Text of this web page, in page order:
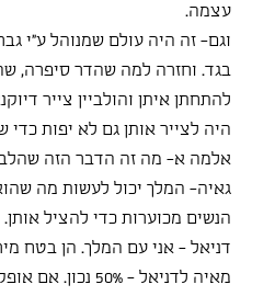
עצמה.
וגם- זה היה עולם שמנוהל ע״י
בגד. וחזרה למה שהדר סיפרה,
להתחתן איתן והולביין צייר
היה לצייר אותן גם לא יפות
אלמה א- מה זה הדבר הזה
גאיה- המלך יכול לעשות מה
הנשים מכוערות כדי להציל אותן.
דניאל - אני עם המלך. הן בטח
מאיה לדניאל - 50% נכון. אם אופק יגיד "איך את לא אוהבת פרחים" אז כאילו אני לא ...